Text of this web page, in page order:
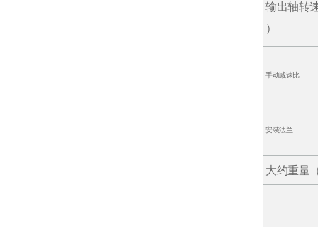
输出轴转
）
手动减速比
安装法兰
大约重量